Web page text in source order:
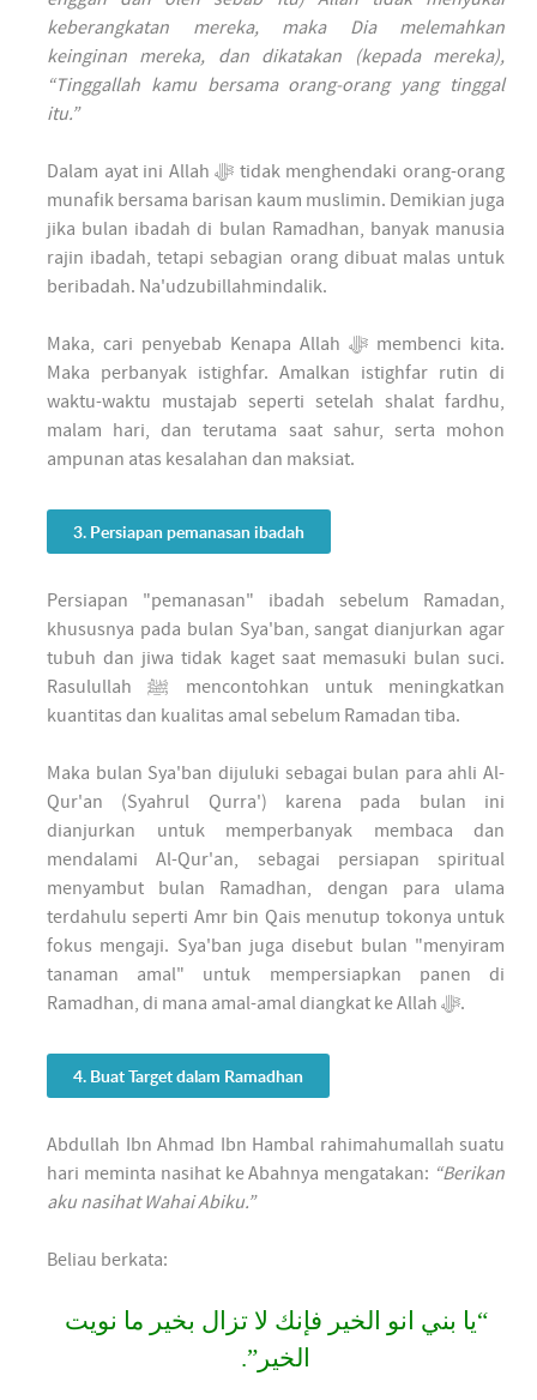
keberangkatan mereka, maka Dia melemahkan
keinginan mereka, dan dikatakan (kepada mereka),
“Tinggallah kamu bersama orang-orang yang tinggal
itu.”
Dalam ayat ini Allah ﷻ tidak menghendaki orang-orang
munafik bersama barisan kaum muslimin. Demikian juga
jika bulan ibadah di bulan Ramadhan, banyak manusia
rajin ibadah, tetapi sebagian orang dibuat malas untuk
beribadah. Na'udzubillahmindalik.
Maka, cari penyebab Kenapa Allah ﷻ membenci kita.
Maka perbanyak istighfar. Amalkan istighfar rutin di
waktu-waktu mustajab seperti setelah shalat fardhu,
malam hari, dan terutama saat sahur, serta mohon
ampunan atas kesalahan dan maksiat.
3. Persiapan pemanasan ibadah
Persiapan "pemanasan" ibadah sebelum Ramadan,
khususnya pada bulan Sya'ban, sangat dianjurkan agar
tubuh dan jiwa tidak kaget saat memasuki bulan suci.
Rasulullah ﷺ mencontohkan untuk meningkatkan
kuantitas dan kualitas amal sebelum Ramadan tiba.
Maka bulan Sya'ban dijuluki sebagai bulan para ahli Al-
Qur'an (Syahrul Qurra') karena pada bulan ini
dianjurkan untuk memperbanyak membaca dan
mendalami Al-Qur'an, sebagai persiapan spiritual
menyambut bulan Ramadhan, dengan para ulama
terdahulu seperti Amr bin Qais menutup tokonya untuk
fokus mengaji. Sya'ban juga disebut bulan "menyiram
tanaman amal" untuk mempersiapkan panen di
Ramadhan, di mana amal-amal diangkat ke Allah ﷻ.
4. Buat Target dalam Ramadhan
Abdullah Ibn Ahmad Ibn Hambal rahimahumallah suatu
hari meminta nasihat ke Abahnya mengatakan: “Berikan
aku nasihat Wahai Abiku.”
Beliau berkata:
“يا بني انو الخير فإنك لا تزال بخير ما نويت
الخير”.